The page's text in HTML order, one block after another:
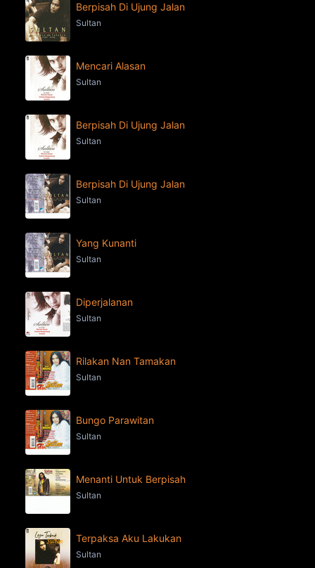
Berpisah Di Ujung Jalan
Sultan
Mencari Alasan
Sultan
Berpisah Di Ujung Jalan
Sultan
Berpisah Di Ujung Jalan
Sultan
Yang Kunanti
Sultan
Diperjalanan
Sultan
Rilakan Nan Tamakan
Sultan
Bungo Parawitan
Sultan
Menanti Untuk Berpisah
Sultan
Terpaksa Aku Lakukan
Sultan